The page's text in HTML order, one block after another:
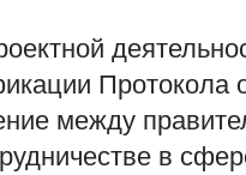
Протокола
между
в